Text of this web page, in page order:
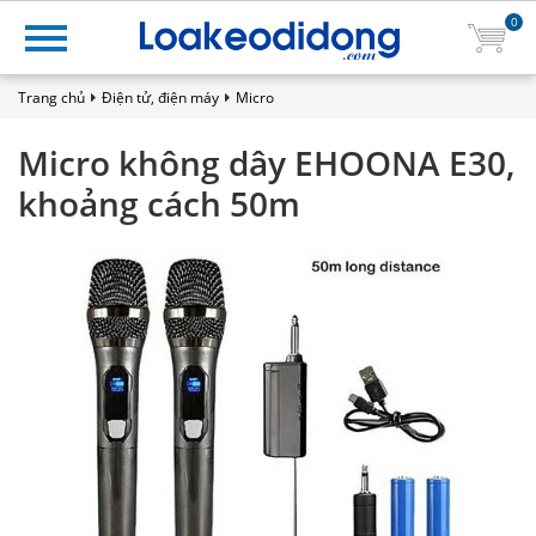
0
Trang chủ Điện tử, điện máy Micro
Micro không dây EHOONA E30,
khoảng cách 50m